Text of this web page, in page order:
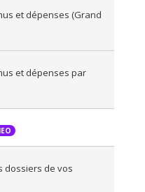
et dépenses (Grand
et dépenses par
dossiers de vos